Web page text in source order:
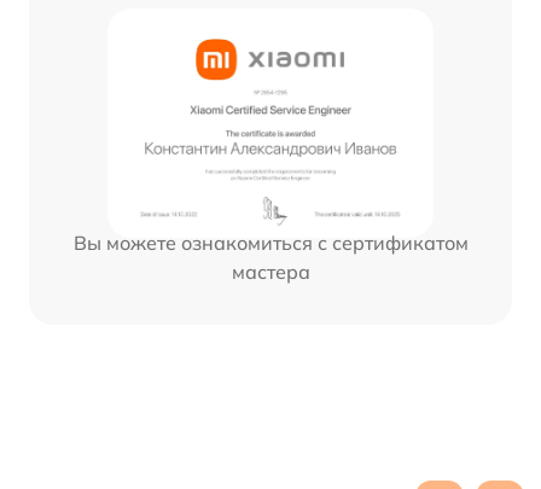
Вы можете ознакомиться с сертификатом
мастера